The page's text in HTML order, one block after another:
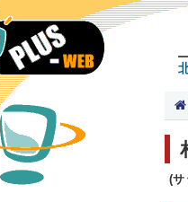
(サ